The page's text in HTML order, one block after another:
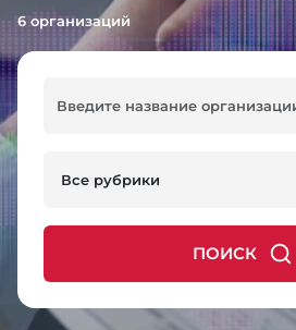
6 организаций
Все рубрики
ПОИСК